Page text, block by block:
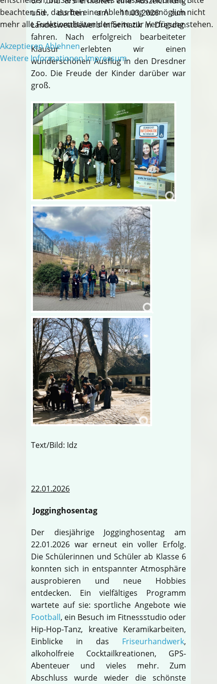
und durften am 11.03.2026 zum
Landeswettbewerb Informatik in Dresden
fahren. Nach erfolgreich bearbeiteter
Klausur erlebten wir einen
wunderschönen Ausflug in den Dresdner
Zoo. Die Freude der Kinder darüber war
groß.
Text/Bild: Idz
22.01.2026
Jogginghosentag
Der diesjährige Jogginghosentag am
22.01.2026 war erneut ein voller Erfolg.
Die Schülerinnen und Schüler ab Klasse 6
konnten sich in entspannter Atmosphäre
ausprobieren und neue Hobbies
entdecken. Ein vielfältiges Programm
wartete auf sie: sportliche Angebote wie
Football, ein Besuch im Fitnessstudio oder
Hip-Hop-Tanz, kreative Keramikarbeiten,
Einblicke in das Friseurhandwerk,
alkoholfreie Cocktailkreationen, GPS-
Abenteuer und vieles mehr. Zum
Abschluss wurde wieder die schönste
beachten Sie, dass bei einer Ablehnung womöglich nicht
mehr alle Funktionalitäten der Seite zur Verfügung stehen.
AkzeptierenAblehnen
Weitere Informationen Impressum